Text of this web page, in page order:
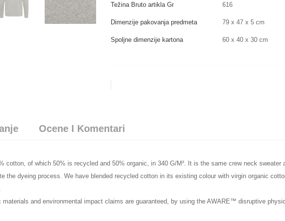
Težina Bruto artikla Gr 616
Dimenzije pakovanja predmeta 79 x 47 x 5 cm
Spoljne dimenzije kartona 60 x 40 x 30 cm
Ocene I Komentari
cotton, of which 50% is recycled and 50% organic, in 340 G/M². It is the same crew neck sweater
the dyeing process. We have blended recycled cotton in its existing colour with virgin organic
and environmental impact claims are guaranteed, by using the AWARE™ disruptive